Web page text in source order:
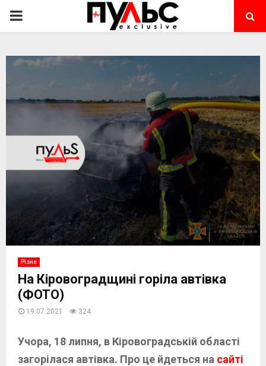
PRIMARY
Різне
На Кіровоградщині горіла автівка
(ФОТО)
19.07.2021 324
Учора, 18 липня, в Кіровоградській області
загорілася автівка. Про це йдеться на сайті